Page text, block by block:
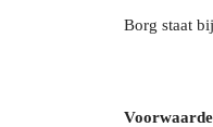
Borg staat